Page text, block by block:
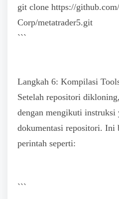
git clone https://
Corp/metatrader5.git
```
Langkah 6: Kompilasi
Setelah repositori
dengan mengikuti instruksi
dokumentasi repositori. Ini
perintah seperti:
```